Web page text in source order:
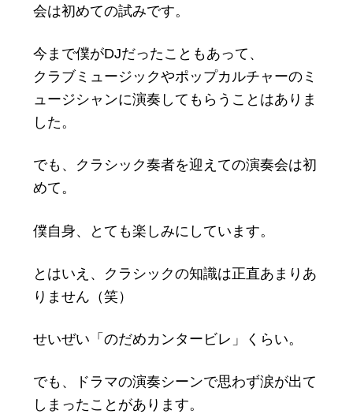
会は初めての試みです。
今まで僕がDJだったこともあって、
クラブミュージックやポップカルチャーのミ
ュージシャンに演奏してもらうことはありま
した。
でも、クラシック奏者を迎えての演奏会は初
めて。
僕自身、とても楽しみにしています。
とはいえ、クラシックの知識は正直あまりあ
りません（笑）
せいぜい「のだめカンタービレ」くらい。
でも、ドラマの演奏シーンで思わず涙が出て
しまったことがあります。